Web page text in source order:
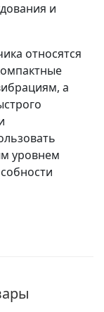
и
относятся
а
уровнем